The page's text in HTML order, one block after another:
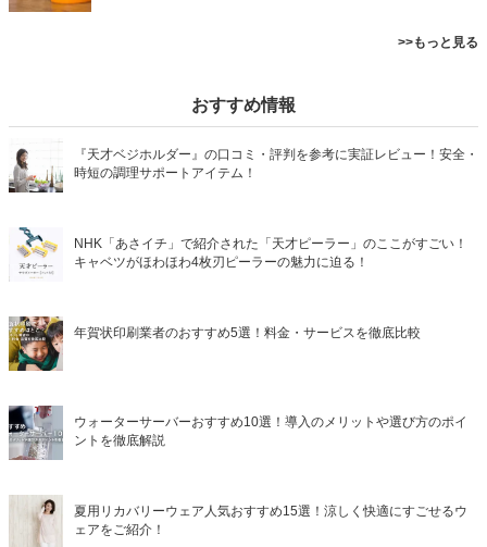
>>もっと見る
おすすめ情報
『天才ベジホルダー』の口コミ・評判を参考に実証レビュー！安全・
時短の調理サポートアイテム！
NHK「あさイチ」で紹介された「天才ピーラー」のここがすごい！
キャベツがほわほわ4枚刃ピーラーの魅力に迫る！
年賀状印刷業者のおすすめ5選！料金・サービスを徹底比較
ウォーターサーバーおすすめ10選！導入のメリットや選び方のポイ
ントを徹底解説
夏用リカバリーウェア人気おすすめ15選！涼しく快適にすごせるウ
ェアをご紹介！